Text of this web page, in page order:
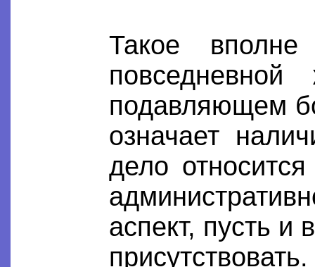
Такое
подавляющем
означает
дело
аспект, пусть
присутствовать.